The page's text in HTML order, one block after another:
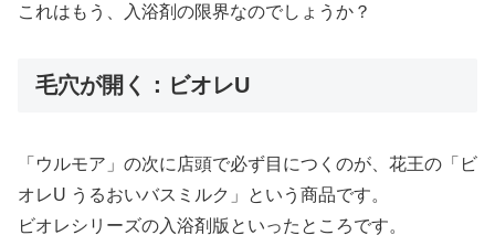
これはもう、入浴剤の限界なのでしょうか？
毛穴が開く：ビオレU
「ウルモア」の次に店頭で必ず目につくのが、花王の「ビ
オレU うるおいバスミルク」という商品です。
ビオレシリーズの入浴剤版といったところです。